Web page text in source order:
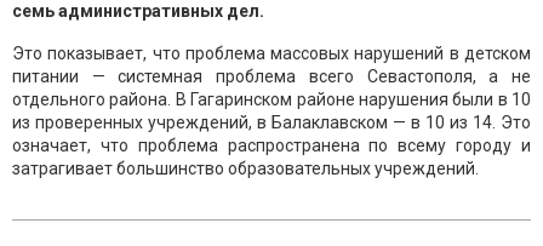
семь административных дел.
Это показывает, что проблема массовых нарушений в детском
питании — системная проблема всего Севастополя, а не
отдельного района. В Гагаринском районе нарушения были в 10
из проверенных учреждений, в Балаклавском — в 10 из 14. Это
означает, что проблема распространена по всему городу и
затрагивает большинство образовательных учреждений.